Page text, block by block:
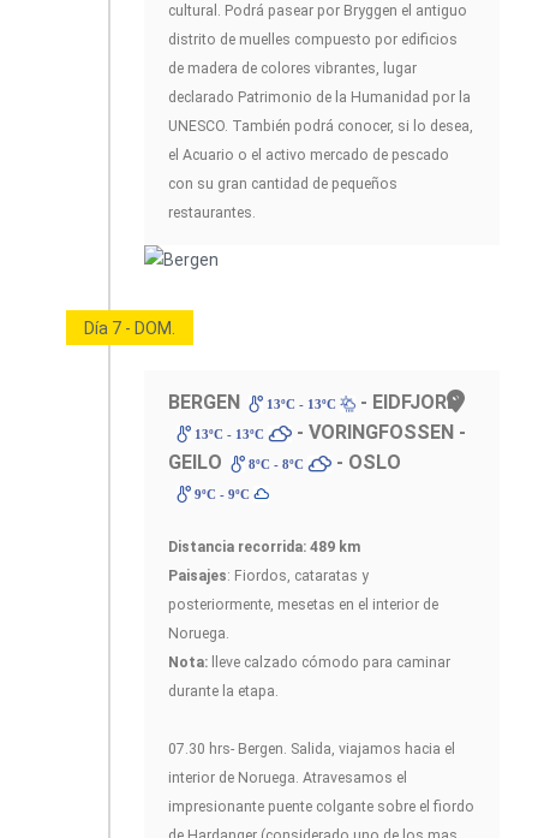
cultural. Podrá pasear por Bryggen el antiguo
distrito de muelles compuesto por edificios
de madera de colores vibrantes, lugar
declarado Patrimonio de la Humanidad por la
UNESCO. También podrá conocer, si lo desea,
el Acuario o el activo mercado de pescado
con su gran cantidad de pequeños
restaurantes.
Día 7 - DOM.
BERGEN 13ºC - 13ºC - EIDFJORD
13ºC - 13ºC
- VORINGFOSSEN -
GEILO
8ºC - 8ºC - OSLO
9ºC - 9ºC
Distancia recorrida: 489 km
Paisajes: Fiordos, cataratas y
posteriormente, mesetas en el interior de
Noruega.
Nota: lleve calzado cómodo para caminar
durante la etapa.
07.30 hrs- Bergen. Salida, viajamos hacia el
interior de Noruega. Atravesamos el
impresionante puente colgante sobre el fiordo